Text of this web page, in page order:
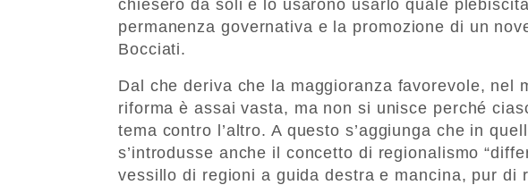
chiesero da soli e lo usarono usarlo quale
permanenza governativa e la promozione di un
Bocciati.
Dal che deriva che la maggioranza favorevole, nel
riforma è assai vasta, ma non si unisce perché
tema contro l’altro. A questo s’aggiunga che in
s’introdusse anche il concetto di regionalismo
vessillo di regioni a guida destra e mancina, pur di